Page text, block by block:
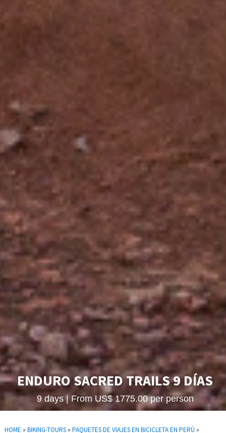
ENDURO SACRED TRAILS 9 DÍAS
9 days | From US$ 1775.00 per person
HOME » BIKING-TOURS» PAQUETES DE VIAJES EN BICICLETA EN PERÚ »